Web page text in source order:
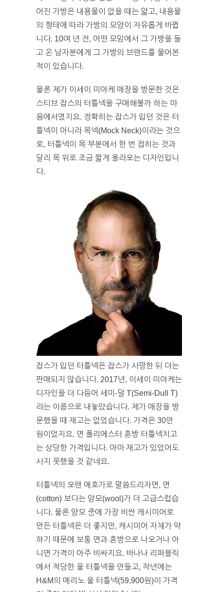
어진 가방은 내용물이 없을 때는 얇고, 내용물
의 형태에 따라 가방의 모양이 자유롭게 바뀝
니다. 10여 년 전, 어떤 모임에서 그 가방을 들
고 온 남자분에게 그 가방의 브랜드를 물어본
적이 있습니다.
물론 제가 이세이 미야케 매장을 방문한 것은
스티브 잡스의 터틀넥을 구매해볼까 하는 마
음에서였지요. 정확히는 잡스가 입던 것은 터
틀넥이 아니라 목넥(Mock Neck)이라는 것으
로, 터틀넥이 목 부분에서 한 번 접히는 것과
달리 목 위로 조금 짧게 올라오는 디자인입니
다.
잡스가 입던 터틀넥은 잡스가 사망한 뒤 더는
판매되지 않습니다. 2017년, 이세이 미야케는
디자인을 더 다듬어 세미-덜 T(Semi-Dull T)
라는 이름으로 내놓았습니다. 제가 매장을 방
문했을 때 재고는 없었습니다. 가격은 30만
원이었지요. 면 폴리에스터 혼방 터틀넥치고
는 상당한 가격입니다. 아마 재고가 있었어도
사지 못했을 것 같네요.
터틀넥의 오랜 애호가로 말씀드리자면, 면
(cotton) 보다는 양모(wool)가 더 고급스럽습
니다. 물론 양모 중에 가장 비싼 캐시미어로
만든 터틀넥은 더 좋지만, 캐시미어 자체가 약
하기 때문에 보통 면과 혼방으로 나오거나 아
니면 가격이 아주 비싸지요. 바나나 리퍼블릭
에서 적당한 울 터틀넥을 만들고, 작년에는
H&M의 메리노 울 터틀넥(59,900원)이 가격